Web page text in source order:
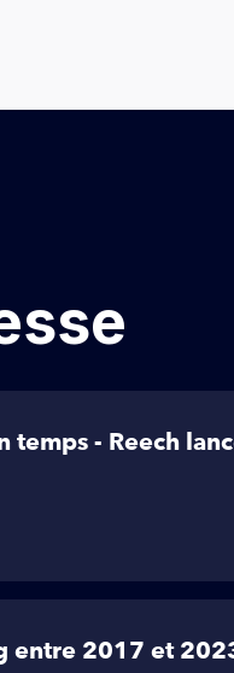
temps - Reech
entre 2017 et